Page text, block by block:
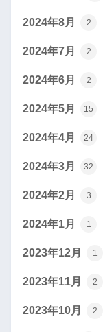
2024年8月 2
2024年7月 2
2024年6月 2
2024年5月 15
2024年4月 24
2024年3月 32
2024年2月 3
2024年1月 1
2023年12月 1
2023年11月 2
2023年10月 2